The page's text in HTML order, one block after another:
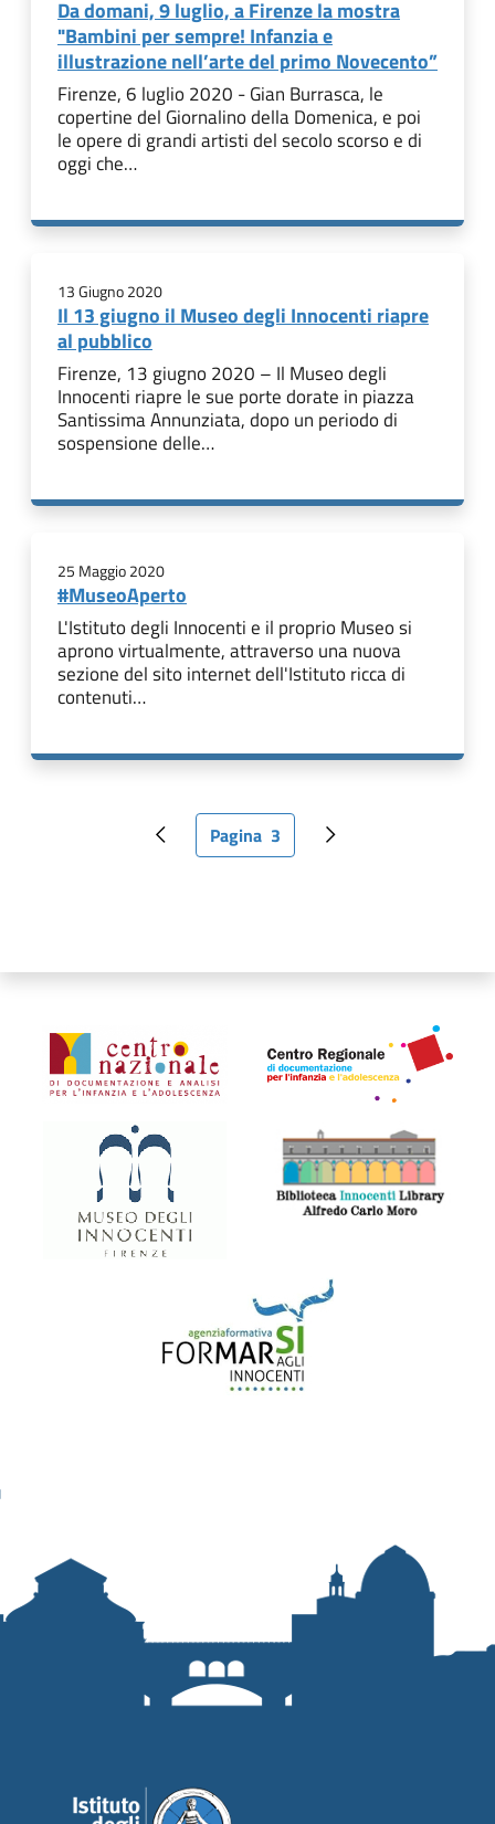
Da domani, 9 luglio, a Firenze la mostra
"Bambini per sempre! Infanzia e
illustrazione nell’arte del primo Novecento”
Firenze, 6 luglio 2020 - Gian Burrasca, le
copertine del Giornalino della Domenica, e poi
le opere di grandi artisti del secolo scorso e di
oggi che…
13 Giugno 2020
Il 13 giugno il Museo degli Innocenti riapre
al pubblico
Firenze, 13 giugno 2020 – Il Museo degli
Innocenti riapre le sue porte dorate in piazza
Santissima Annunziata, dopo un periodo di
sospensione delle…
25 Maggio 2020
#MuseoAperto
L'Istituto degli Innocenti e il proprio Museo si
aprono virtualmente, attraverso una nuova
sezione del sito internet dell'Istituto ricca di
contenuti…
Pagina precedente
Pagina attuale
Pagina 3 Pagina successiva
Organismi collegati